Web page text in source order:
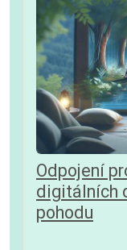
Odpojení
digitálních
pohodu